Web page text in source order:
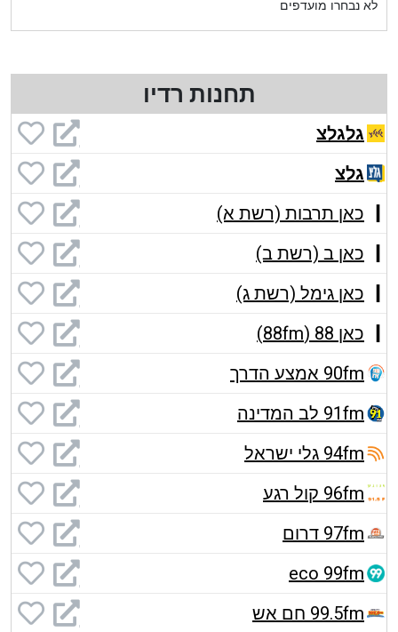
לא נבחרו מועדפים
תחנות רדיו
גלגלצ
גלצ
כאן תרבות (רשת א)
כאן ב (רשת ב)
כאן גימל (רשת ג)
כאן 88 (88fm)
90fm אמצע הדרך
91fm לב המדינה
94fm גלי ישראל
96fm קול רגע
97fm דרום
eco 99fm
99.5fm חם אש